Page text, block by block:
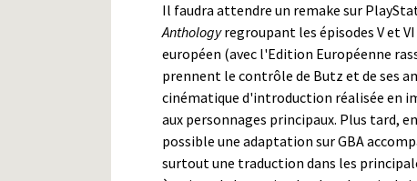
Il faudra attendre un remake sur
Anthologyregroupant les épisodes V et
européen (avec l'Edition Européenne
prennent le contrôle de Butz et de ses
cinématique d'introduction réalisée en
aux personnages principaux. Plus tard,
possible une adaptation sur GBA
surtout une traduction dans les